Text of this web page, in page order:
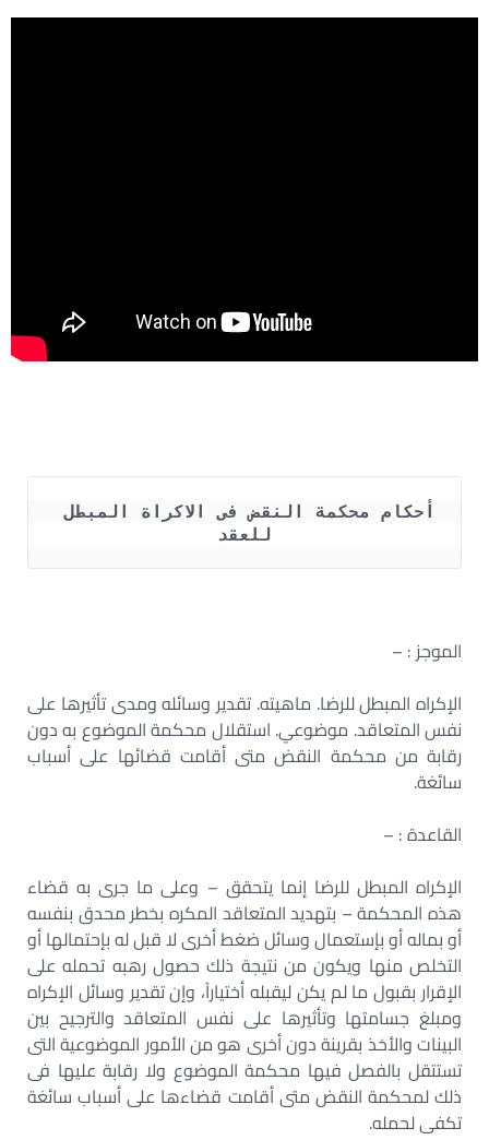
أحكام محكمة النقض فى الاكراة المبطل
للعقد
الموجز : –
الإكراه المبطل للرضا. ماهيته. تقدير وسائله ومدى تأثيرها على
نفس المتعاقد. موضوعي. استقلال محكمة الموضوع به دون
رقابة من محكمة النقض متى أقامت قضائها على أسباب
سائغة.
القاعدة : –
الإكراه المبطل للرضا إنما يتحقق – وعلى ما جرى به قضاء
هذه المحكمة – بتهديد المتعاقد المكره بخطر محدق بنفسه
أو بماله أو بإستعمال وسائل ضغط أخرى لا قبل له بإحتمالها أو
التخلص منها ويكون من نتيجة ذلك حصول رهبه تحمله على
الإقرار بقبول ما لم يكن ليقبله أختياراً، وإن تقدير وسائل الإكراه
ومبلغ جسامتها وتأثيرها على نفس المتعاقد والترجيح بين
البينات والأخذ بقرينة دون أخرى هو من الأمور الموضوعية التى
تستتقل بالفصل فيها محكمة الموضوع ولا رقابة عليها فى
ذلك لمحكمة النقض متى أقامت قضاءها على أسباب سائغة
تكفى لحمله.